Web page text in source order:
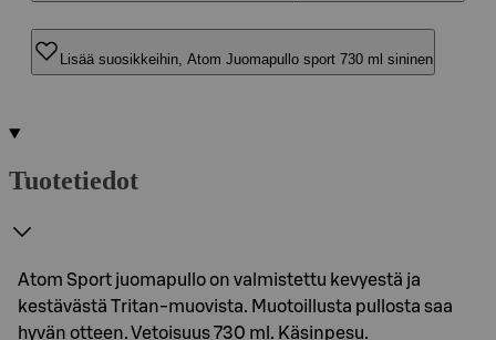
Lisää suosikkeihin, Atom Juomapullo sport 730 ml sininen
Tuotetiedot
Atom Sport juomapullo on valmistettu kevyestä ja
kestävästä Tritan-muovista. Muotoillusta pullosta saa
hyvän otteen. Vetoisuus 730 ml. Käsinpesu.